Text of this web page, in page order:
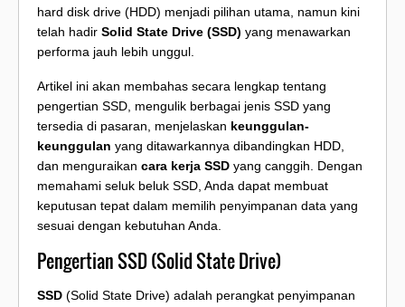
hard disk drive (HDD) menjadi pilihan utama, namun kini
telah hadir Solid State Drive (SSD) yang menawarkan
performa jauh lebih unggul.
Artikel ini akan membahas secara lengkap tentang
pengertian SSD, mengulik berbagai jenis SSD yang
tersedia di pasaran, menjelaskan keunggulan-
keunggulan yang ditawarkannya dibandingkan HDD,
dan menguraikan cara kerja SSD yang canggih. Dengan
memahami seluk beluk SSD, Anda dapat membuat
keputusan tepat dalam memilih penyimpanan data yang
sesuai dengan kebutuhan Anda.
Pengertian SSD (Solid State Drive)
SSD (Solid State Drive) adalah perangkat penyimpanan